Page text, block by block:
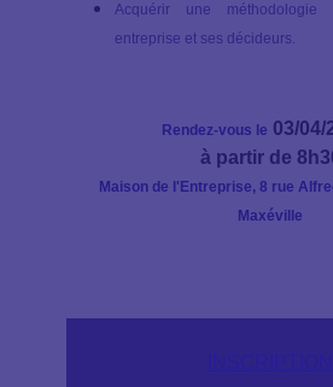
Acquérir une
entreprise et ses décideurs.
Rendez-vous le 03/04/
à partir de
Maison de l'Entreprise, 8 rue
Maxéville
INSCRIPTION